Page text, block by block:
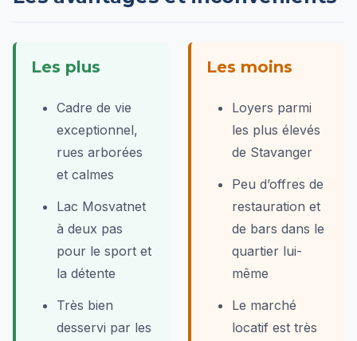
Les plus
Cadre de vie
exceptionnel,
rues arborées
et calmes
Lac Mosvatnet
à deux pas
pour le sport et
la détente
Très bien
desservi par les
Les moins
Loyers parmi
les plus élevés
de Stavanger
Peu d’offres de
restauration et
de bars dans le
quartier lui-
même
Le marché
locatif est très